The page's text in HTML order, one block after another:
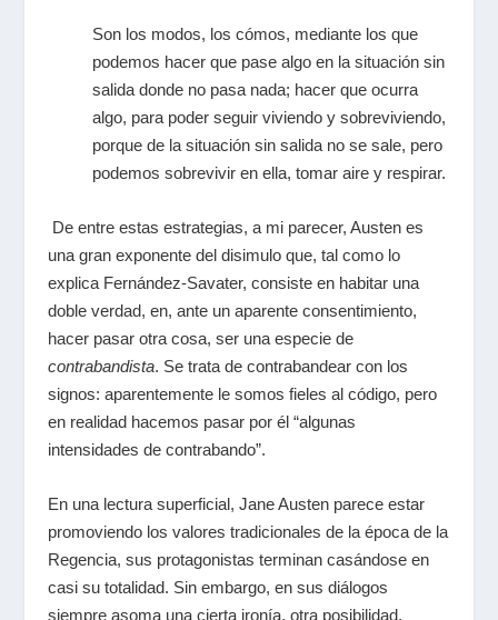
Son los modos, los cómos, mediante los que
podemos hacer que pase algo en la situación sin
salida donde no pasa nada; hacer que ocurra
algo, para poder seguir viviendo y sobreviviendo,
porque de la situación sin salida no se sale, pero
podemos sobrevivir en ella, tomar aire y respirar.
De entre estas estrategias, a mi parecer, Austen es
una gran exponente del disimulo que, tal como lo
explica Fernández-Savater, consiste en habitar una
doble verdad, en, ante un aparente consentimiento,
hacer pasar otra cosa, ser una especie de
contrabandista. Se trata de contrabandear con los
signos: aparentemente le somos fieles al código, pero
en realidad hacemos pasar por él “algunas
intensidades de contrabando”.
En una lectura superficial, Jane Austen parece estar
promoviendo los valores tradicionales de la época de la
Regencia, sus protagonistas terminan casándose en
casi su totalidad. Sin embargo, en sus diálogos
siempre asoma una cierta ironía, otra posibilidad.